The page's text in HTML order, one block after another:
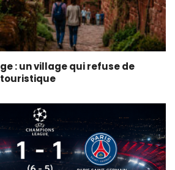
: un village qui refuse de
touristique